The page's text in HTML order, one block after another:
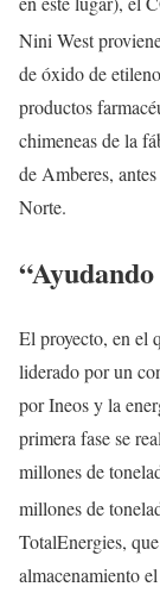
Nini West
de óxido de
productos
chimeneas de la
de Amberes,
Norte.
El proyecto, en el
liderado por un
por Ineos y la
primera fase se
millones de
millones de
TotalEnergies,
almacenamiento